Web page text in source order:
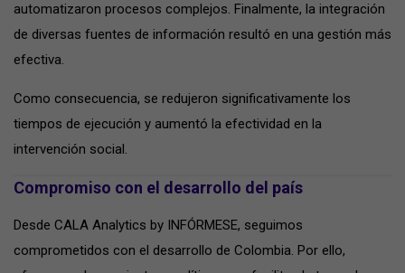
automatizaron procesos complejos. Finalmente, la integración
de diversas fuentes de información resultó en una gestión más
efectiva.
Como consecuencia, se redujeron significativamente los
tiempos de ejecución y aumentó la efectividad en la
intervención social.
Compromiso con el desarrollo del país
Desde CALA Analytics by INFÓRMESE, seguimos
comprometidos con el desarrollo de Colombia. Por ello,